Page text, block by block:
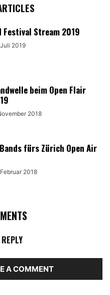
Festival Stream 2019
2019
beim Open Flair
2018
fürs Zürich Open Air
2018
A COMMENT